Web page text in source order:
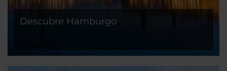
Descubre Hamburgo